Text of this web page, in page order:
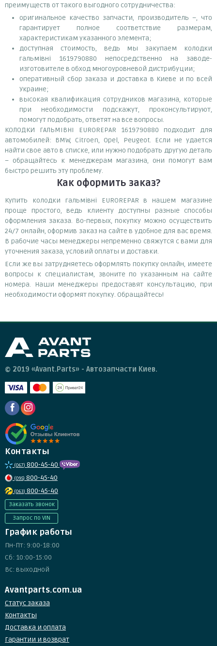
преимуществ от такого выгодного сотрудничества:
оригинальное качество запчасти, производитель –, что
гарантирует полное соответствие размерам,
характеристикам указанного элемента;
доступная стоимость, ведь мы закупаем колодки
гальмівні 1619790880 непосредственно на заводе-
изготовителе в обход многоуровневой дистрибуции;
оперативный сбор заказа и доставка в Киеве и по всей
Украине;
высокая квалификация сотрудников магазина, которые
при необходимости подскажут, проконсультируют,
помогут подобрать, ответят на все вопросы.
КОЛОДКИ ГАЛЬМІВНІ EUROREPAR 1619790880 подходит для
автомобилей: BMW, Citroen, Opel, Peugeot. Если не удается
найти свое авто в списке, или нужно подобрать другую деталь
– обращайтесь к менеджерам магазина, они помогут вам
быстро решить эту проблему.
Как оформить заказ?
Купить колодки гальмівні EUROREPAR в нашем магазине
проще простого, ведь клиенту доступны разные способы
оформления заказа. Во-первых, покупку можно осуществить
24/7 онлайн, оформив заказ на сайте в удобное для вас время.
В рабочие часы менеджеры непременно свяжутся с вами для
уточнения заказа, условий оплаты и доставки.
Если же вы затрудняетесь оформлять покупку онлайн, имеете
вопросы к специалистам, звоните по указанным на сайте
номера. Наши менеджеры предоставят консультацию, при
необходимости оформят покупку. Обращайтесь!
© 2019 «Avant.Parts» - Автозапчасти Киев.
Контакты
(067) 800-45-40
(095) 800-45-40
(063) 800-45-40
Заказать звонок
Запрос по VIN
График работы
Пн-Пт: 9:00-18:00
Сб: 10:00-15:00
Вс: выходной
Avantparts.com.ua
Статус заказа
Контакты
Доставка и оплата
Гарантии и возврат